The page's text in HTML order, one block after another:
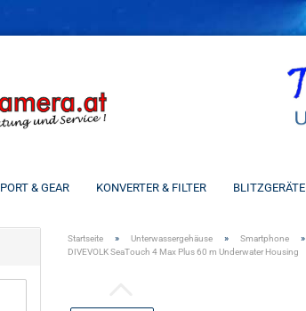
PORT & GEAR KONVERTER & FILTER BLITZGERÄTE
Startseite » Unterwassergehäuse » Smartphone »
DIVEVOLK SeaTouch 4 Max Plus 60 m Underwater Housing